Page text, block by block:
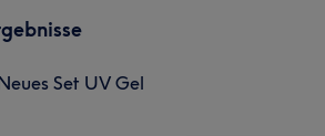
Set UV Gel